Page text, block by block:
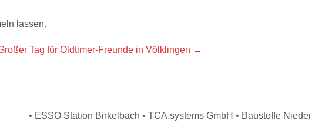
lassen.
Tag für Oldtimer-Freunde in Völklingen →
• ESSO Station Birkelbach • TCA.systems GmbH • Baustoffe